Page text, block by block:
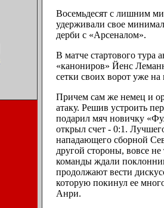
Восемьдесят с лишним
удерживали свое
дерби с «Арсеналом».
В матче стартового тура
«канониров» Йенс
сетки своих ворот уже
Причем сам же немец и
атаку. Решив устроить
подарил мяч новичку
открыл счет - 0:1.
нападающего сборной
другой стороны, вовсе
команды ждали
продолжают вести
которую покинул ее
Анри.